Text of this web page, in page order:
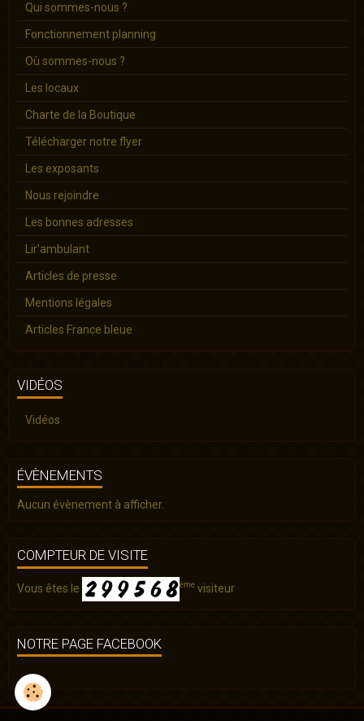
Qui sommes-nous ?
Fonctionnement planning
Où sommes-nous ?
Les locaux
Charte de la Boutique
Télécharger notre flyer
Les exposants
Nous rejoindre
Les bonnes adresses
Lir'ambulant
Articles de presse
Mentions légales
Articles France bleue
VIDÉOS
Vidéos
ÉVÈNEMENTS
Aucun évènement à afficher.
COMPTEUR DE VISITE
Vous êtes le ème visiteur
NOTRE PAGE FACEBOOK